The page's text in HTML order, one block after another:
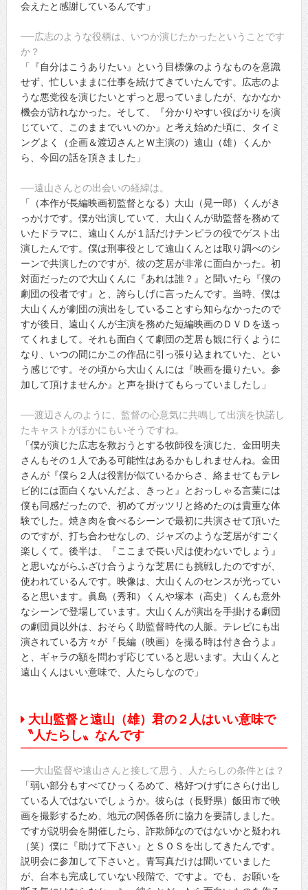
会えたと感謝しているんです」
──広志のような役柄は、いつか演じたかったということです
か？
「『自分はこうありたい』という目標像のようなものを意識
せず、忙しいままに仕事を続けてきていたんです。広志のよ
うな悪党役を演じたいとずっと思っていましたが、なかなか
機会が訪れなかった。そして、『分かりやすい役ばかりを演
じていて、このままでいいのか』と考え始めた頃に、タイミ
ングよく（企画＆渡辺さんとＷ主演の）遠山（雄）くんか
ら、今回の話を頂きました」
──遠山さんとの出会いの経緯は。
「（本作が長編映画初監督となる）大山（晃一郎）くんがき
っかけです。僕が出演していて、大山くんが助監督を務めて
いたドラマに、遠山くんが１話だけチンピラの役でゲスト出
演したんです。僕は刑事役として遠山くんとは取り調べのシ
ーンで共演したのですが、彼の芝居が非常に面白かった。初
対面だったので大山くんに『あれは誰？』と聞いたら『僕の
劇団の役者です』と、誇らしげに言ったんです。当時、僕は
大山くんが劇団の演出をしていることすら知らなかったので
すが後日、遠山くんが主演を務めた短編映画のＤＶＤを送っ
てくれまして。それも面白くて劇団の芝居も観に行くように
なり、いつの間にかこの作品に引っ張り込まれていた、とい
う感じです。その頃から大山くんには『映画を撮りたい。参
加して頂けませんか』と声を掛けてもらっていましたし」
──渡辺さんのように、監督の心意気に共鳴して出演を快諾し
たキャストがほかにもいそうですね。
「僕が演じた広志を救おうとする牧師役を演じた、金田明夫
さんもその１人である可能性はあるかもしれませんね。金田
さんが『僕ら２人は役割が似ているからさ、絡ませてもテレ
ビ的には面白くないんだよ、きっと』とおっしゃる言葉には
僕も同感だったので、初めてガッツリと絡めたのは貴重な体
験でした。焼き肉を食べるシーンで最初に共演させて頂いた
のですが、打ち合わせなしの、ジャズのような芝居がすごく
楽しくて。後半は、『ここまで長い尺は使わないでしょう』
と思いながらふざけ合うような芝居にも挑戦したのですが、
使われているんです。映像は、大山くんのセンスが光ってい
ると思います。眞島（秀和）くんや塚本（高史）くんも意外
なシーンで登場しています。大山くんが演出を手掛ける劇団
の劇団員以外は、おそらく助監督時代の人脈。テレビにも出
演されている方々が『長編（映画）を撮る時は付き合うよ』
と、ギャラの額を問わず応じていると思います。大山くんと
遠山くんはいい意味で、人たらしなので」
大山監督と遠山（雄）君の２人はいい意味で
〝人たらし〟なんです
──大山監督や遠山さんと接して思う、人たらしの条件とは？
「弱い部分もすべてひっくるめて、格好つけずにさらけ出し
ている人ではないでしょうか。彼らは（長野県）飯田市で映
画を撮影するため、地元の関係各所に協力を要請しました。
ですが説明会を開催したら、詐欺師なのではないかと疑われ
（笑）僕に『助けて下さい』とＳＯＳを出してきたんです。
説明会に参加して下さいと。青写真だけは聞いていました
が、台本も完成していない段階で、ですよ。でも、お願いを